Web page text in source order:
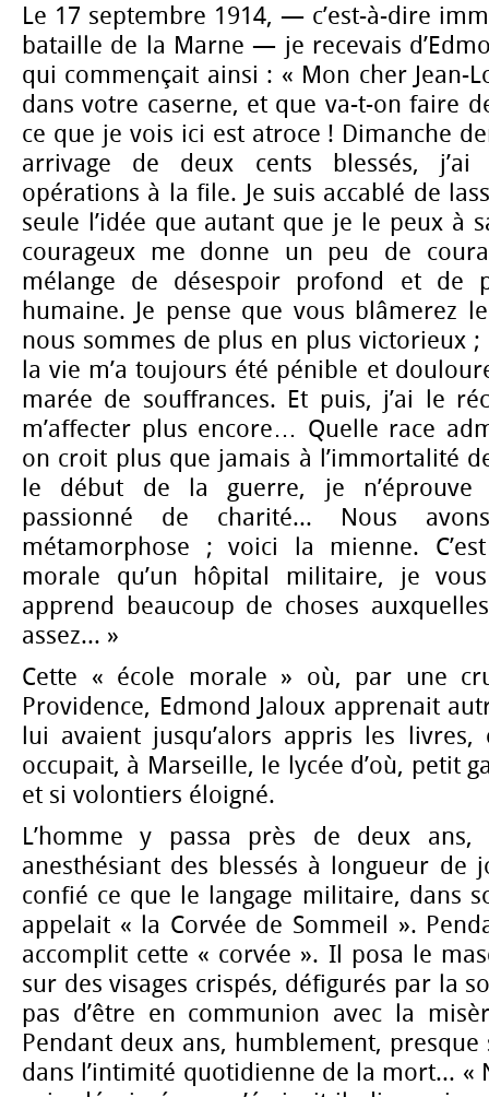
Le 17 septembre 1914, — c’est-à-dire
bataille de la Marne — je recevais
qui commençait ainsi : « Mon cher Jean-
dans votre caserne, et que va-t-on faire
ce que je vois ici est atroce ! Dimanche
arrivage de deux cents blessés,
opérations à la file. Je suis accablé de
seule l’idée que autant que je le peux à
courageux me donne un peu de
mélange de désespoir profond et de
humaine. Je pense que vous blâmerez
nous sommes de plus en plus victorieux ;
la vie m’a toujours été pénible et
marée de souffrances. Et puis, j’ai le
m’affecter plus encore… Quelle race
on croit plus que jamais à l’immortalité
le début de la guerre, je n’éprouve
passionné de charité... Nous
métamorphose ; voici la mienne.
morale qu’un hôpital militaire, je
apprend beaucoup de choses
assez... »
Cette « école morale » où, par une
Providence, Edmond Jaloux apprenait
lui avaient jusqu’alors appris les
occupait, à Marseille, le lycée d’où, petit
et si volontiers éloigné.
L’homme y passa près de deux ans,
anesthésiant des blessés à longueur de
confié ce que le langage militaire, dans
appelait « la Corvée de Sommeil ».
accomplit cette « corvée ». Il posa le
sur des visages crispés, défigurés par la
pas d’être en communion avec la
Pendant deux ans, humblement,
dans l’intimité quotidienne de la mort... «